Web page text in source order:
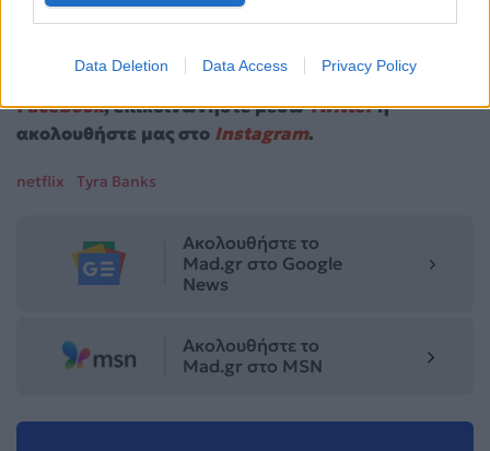
Data Deletion Data Access Privacy Policy
σχετικά με τοMad.gr, επισκεφτείτε μας στο
Facebook, επικοινωνήστε μέσωTwitterή
ακολουθήστε μας στο Instagram.
netflix Tyra Banks
Ακολουθήστε το
Mad.gr στο Google
News
Ακολουθήστε το
Mad.gr στο MSN